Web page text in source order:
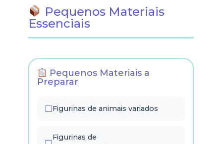
Pequenos Materiais
Essenciais
Pequenos Materiais a
Preparar
Figurinas de animais variados
Figurinas de